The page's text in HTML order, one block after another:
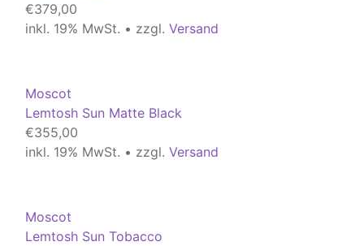
€379,00
inkl. 19% MwSt. • zzgl. Versand
Moscot
Lemtosh Sun Matte Black
€355,00
inkl. 19% MwSt. • zzgl. Versand
Moscot
Lemtosh Sun Tobacco